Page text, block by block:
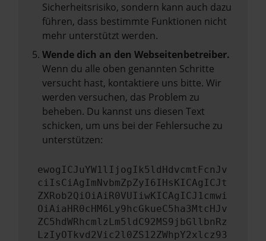
Sicherheitsrisiko, sondern kann auch dazu
führen, dass bestimmte Funktionen nicht
mehr unterstützt werden.
Wende dich an den Webseitenbetreiber.
Wenn du alle oben genannten Schritte
versucht hast, kontaktiere uns bitte. Wir
werden versuchen, das Problem zu
beheben. Du kannst uns diesen Text
schicken, um uns bei der Fehlersuche zu
unterstützen:
ewogICJuYW1lIjogIk5ldHdvcmtFcnJv
ciIsCiAgImNvbmZpZyI6IHsKICAgICJt
ZXRob2QiOiAiR0VUIiwKICAgICJ1cmwi
OiAiaHR0cHM6Ly9hcGkueC5ha3MtcHJv
ZC5hdWRhcmlzLm5ldC92MS9jbGllbnRz
LzIyOTkvd2Vic2l0ZS12ZWhpY2xlcz93